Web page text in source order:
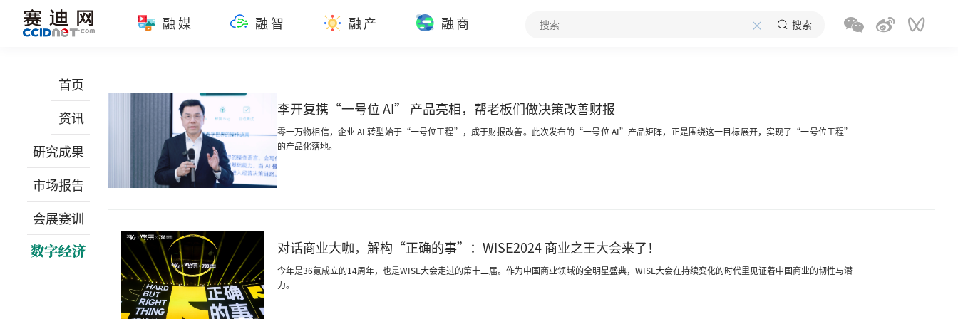
融媒 融智 融产 融商 × 搜索
首页
资讯
研究成果
市场报告
会展赛训
李开复携“一号位 AI” 产品亮相，帮老板们做决策改善财报
零一万物相信，企业 AI 转型始于“一号位工程”，成于财报改善。此次发布的“一号位 AI”产品矩阵，正是围绕这一目标展开，实现了“一号位工程”
的产品化落地。
对话商业大咖，解构“正确的事”：WISE2024 商业之王大会来了！
今年是36氪成立的14周年，也是WISE大会走过的第十二届。作为中国商业领域的全明星盛典，WISE大会在持续变化的时代里见证着中国商业的韧性与潜
力。